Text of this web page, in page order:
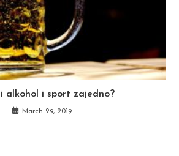
alkohol i sport zajedno?
March 29, 2019